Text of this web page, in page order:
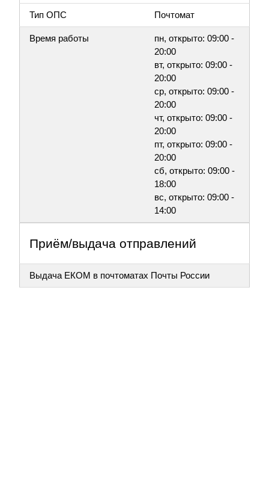
Тип ОПС Почтомат
Время работы
пн, открыто: 09:00 -
20:00
вт, открыто: 09:00 -
20:00
ср, открыто: 09:00 -
20:00
чт, открыто: 09:00 -
20:00
пт, открыто: 09:00 -
20:00
сб, открыто: 09:00 -
18:00
вс, открыто: 09:00 -
14:00
Приём/выдача отправлений
Выдача ЕКОМ в почтоматах Почты России